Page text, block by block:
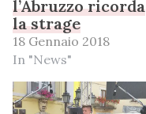
l’Abruzzo ricorda
la strage
18 Gennaio 2018
In "News"